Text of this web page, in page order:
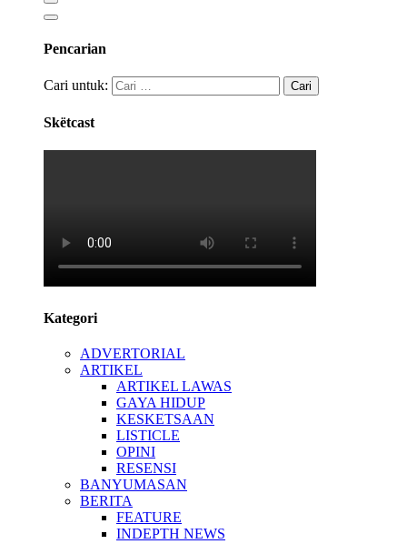
Pencarian
Cari untuk:
Skëtcast
Kategori
ADVERTORIAL
ARTIKEL
ARTIKEL LAWAS
GAYA HIDUP
KESKETSAAN
LISTICLE
OPINI
RESENSI
BANYUMASAN
BERITA
FEATURE
INDEPTH NEWS